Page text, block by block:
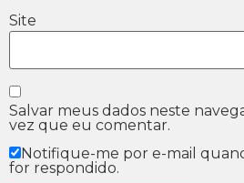
Site
Salvar meus dados neste
vez que eu comentar.
Notifique-me por e-mail
for respondido.